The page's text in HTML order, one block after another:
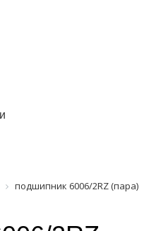
подшипник 6006/2RZ (пара)